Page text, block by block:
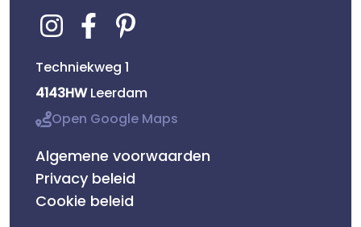
Techniekweg 1
4143HWLeerdam
Open Google Maps
Algemene voorwaarden
Privacy beleid
Cookie beleid